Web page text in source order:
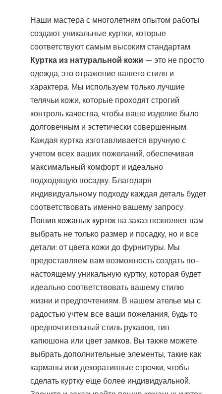
Наши мастера с многолетним опытом работы
создают уникальные куртки, которые
соответствуют самым высоким стандартам.
Куртка из натуральной кожи — это не просто
одежда, это отражение вашего стиля и
характера. Мы используем только лучшие
телячьи кожи, которые проходят строгий
контроль качества, чтобы ваше изделие было
долговечным и эстетически совершенным.
Каждая куртка изготавливается вручную с
учетом всех ваших пожеланий, обеспечивая
максимальный комфорт и идеально
подходящую посадку. Благодаря
индивидуальному подходу каждая деталь будет
соответствовать именно вашему запросу.
Пошив кожаных курток на заказ позволяет вам
выбрать не только размер и посадку, но и все
детали: от цвета кожи до фурнитуры. Мы
предоставляем вам возможность создать по-
настоящему уникальную куртку, которая будет
идеально соответствовать вашему стилю
жизни и предпочтениям. В нашем ателье мы с
радостью учтем все ваши пожелания, будь то
предпочтительный стиль рукавов, тип
капюшона или цвет замков. Вы также можете
выбрать дополнительные элементы, такие как
карманы или декоративные строчки, чтобы
сделать куртку еще более индивидуальной.